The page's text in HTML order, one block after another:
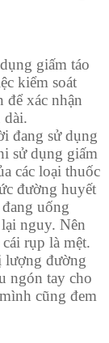
giấm táo
kiểm soát
để xác nhận
dài.
đang sử dụng
sử dụng giấm
các loại thuốc
đường huyết
uống
nguy. Nên
rụp là mệt.
lượng đường
ngón tay cho
cũng đem